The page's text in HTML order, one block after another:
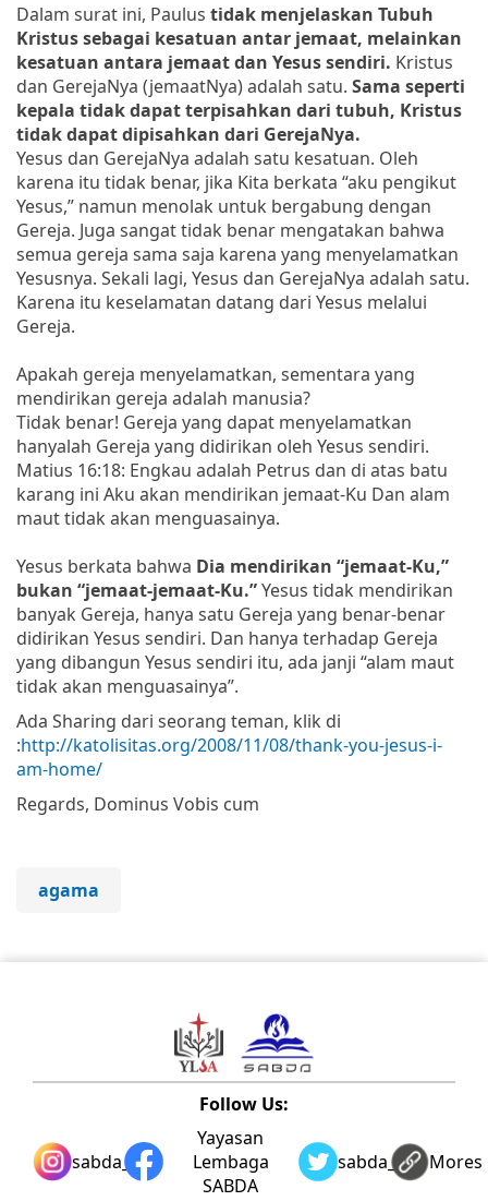
Dalam surat ini, Paulus tidak menjelaskan Tubuh
Kristus sebagai kesatuan antar jemaat, melainkan
kesatuan antara jemaat dan Yesus sendiri. Kristus
dan GerejaNya (jemaatNya) adalah satu. Sama seperti
kepala tidak dapat terpisahkan dari tubuh, Kristus
tidak dapat dipisahkan dari GerejaNya.
Yesus dan GerejaNya adalah satu kesatuan. Oleh
karena itu tidak benar, jika Kita berkata “aku pengikut
Yesus,” namun menolak untuk bergabung dengan
Gereja. Juga sangat tidak benar mengatakan bahwa
semua gereja sama saja karena yang menyelamatkan
Yesusnya. Sekali lagi, Yesus dan GerejaNya adalah satu.
Karena itu keselamatan datang dari Yesus melalui
Gereja.
Apakah gereja menyelamatkan, sementara yang
mendirikan gereja adalah manusia?
Tidak benar! Gereja yang dapat menyelamatkan
hanyalah Gereja yang didirikan oleh Yesus sendiri.
Matius 16:18: Engkau adalah Petrus dan di atas batu
karang ini Aku akan mendirikan jemaat-Ku Dan alam
maut tidak akan menguasainya.
Yesus berkata bahwa Dia mendirikan “jemaat-Ku,”
bukan “jemaat-jemaat-Ku.”Yesus tidak mendirikan
banyak Gereja, hanya satu Gereja yang benar-benar
didirikan Yesus sendiri. Dan hanya terhadap Gereja
yang dibangun Yesus sendiri itu, ada janji “alam maut
tidak akan menguasainya”.
Ada Sharing dari seorang teman, klik di
:http://katolisitas.org/2008/11/08/thank-you-jesus-i-
am-home/
Regards, Dominus Vobis cum
agama
Follow Us:
sabda_ylsa
Yayasan
Lembaga
SABDA
sabda_ylsaMores